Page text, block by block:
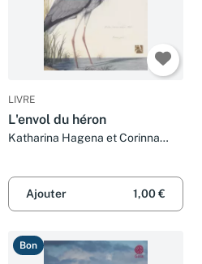
LIVRE
L'envol du héron
Katharina Hagena et Corinna
Ajouter 1,00 €
Bon